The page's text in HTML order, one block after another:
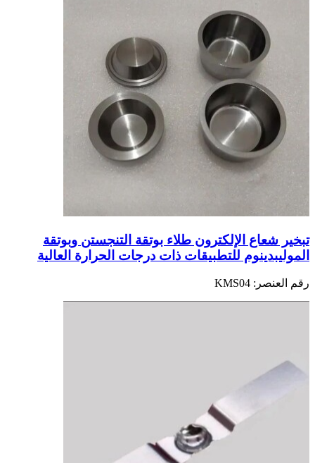
تبخير شعاع الإلكترون طلاء بوتقة التنجستن وبوتقة
الموليبدينوم للتطبيقات ذات درجات الحرارة العالية
رقم العنصر: